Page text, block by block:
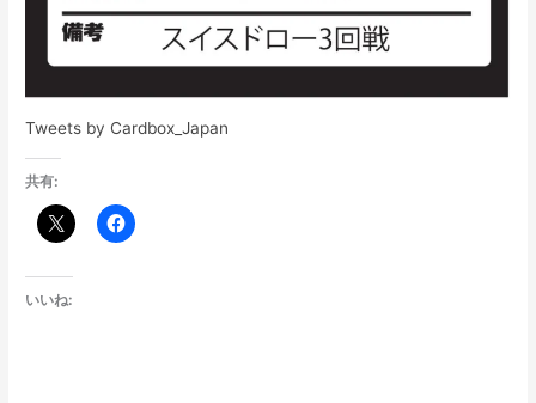
Tweets by Cardbox_Japan
共有:
いいね: